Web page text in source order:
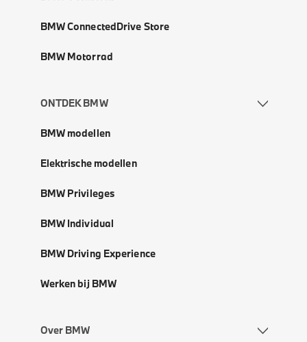
BMW ConnectedDrive Store
BMW Motorrad
ONTDEK BMW
BMW modellen
Elektrische modellen
BMW Privileges
BMW Individual
BMW Driving Experience
Werken bij BMW
Over BMW